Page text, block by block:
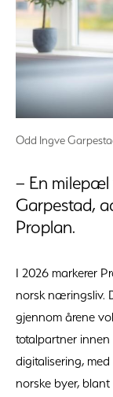
Odd Ingve
– En milepæl
Garpestad,
Proplan.
I 2026 markerer
norsk næringsliv.
gjennom årene
totalpartner innen
digitalisering,
norske byer,